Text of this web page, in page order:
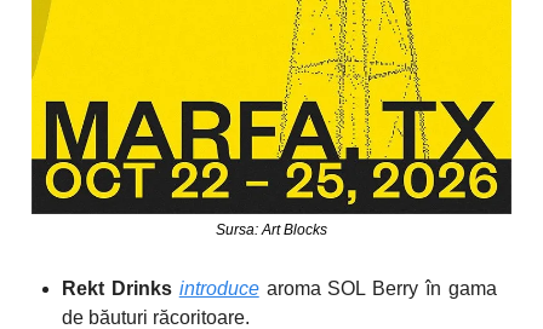
Sursa: Art Blocks
Rekt Drinks introducearoma SOL Berry în gama
de băuturi răcoritoare.